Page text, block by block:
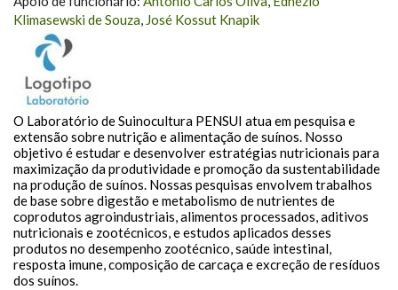
Klimasewski de Souza, José Kossut Knapik
O Laboratório de Suinocultura PENSUI atua em pesquisa e
extensão sobre nutrição e alimentação de suínos. Nosso
objetivo é estudar e desenvolver estratégias nutricionais para
maximização da produtividade e promoção da sustentabilidade
na produção de suínos. Nossas pesquisas envolvem trabalhos
de base sobre digestão e metabolismo de nutrientes de
coprodutos agroindustriais, alimentos processados, aditivos
nutricionais e zootécnicos, e estudos aplicados desses
produtos no desempenho zootécnico, saúde intestinal,
resposta imune, composição de carcaça e excreção de resíduos
dos suínos.